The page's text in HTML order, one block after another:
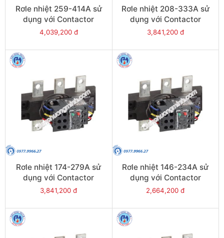
Rơle nhiệt 259-414A sử
dụng với Contactor
LC1E300-E400 - Model
4,039,200 đ
Rơle nhiệt 208-333A sử
dụng với Contactor
LC1E250-E400 - Model
3,841,200 đ
Rơle nhiệt 174-279A sử
dụng với Contactor
LC1E250-E400 - Model
3,841,200 đ
Rơle nhiệt 146-234A sử
dụng với Contactor
LC1E250-E400 - Model
2,664,200 đ